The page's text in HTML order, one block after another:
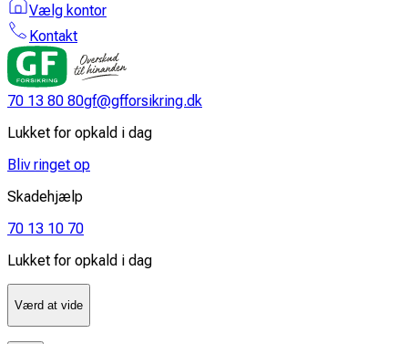
Vælg kontor
Kontakt
70 13 80 80gf@gfforsikring.dk
Lukket for opkald i dag
Bliv ringet op
Skadehjælp
70 13 10 70
Lukket for opkald i dag
Værd at vide